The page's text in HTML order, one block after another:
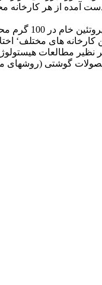
آمده از هر کارخانه
مطالعات
گوشتی (روشهای